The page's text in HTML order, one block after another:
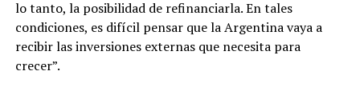
lo tanto, la posibilidad de refinanciarla. En tales
condiciones, es difícil pensar que la Argentina vaya a
recibir las inversiones externas que necesita para
crecer”.